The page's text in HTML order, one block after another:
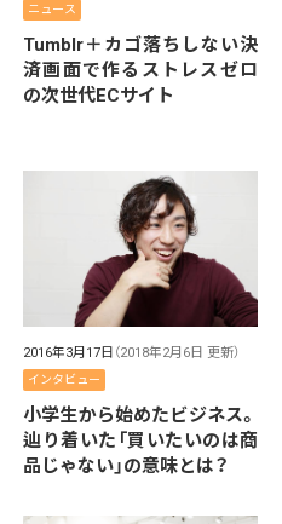
ニュース
Tumblr＋カゴ落ちしない決
済画面で作るストレスゼロ
の次世代ECサイト
2016年3月17日 （2018年2月6日 更新）
インタビュー
小学生から始めたビジネス。
辿り着いた「買いたいのは商
品じゃない」の意味とは？